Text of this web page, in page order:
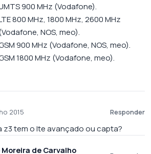
900 MHz (Vodafone).
800 MHz, 1800 MHz, 2600 MHz
NOS, meo).
900 MHz (Vodafone, NOS, meo).
1800 MHz (Vodafone, meo).
2015 Responder
z3 tem o lte avançado ou capta?
de Carvalho